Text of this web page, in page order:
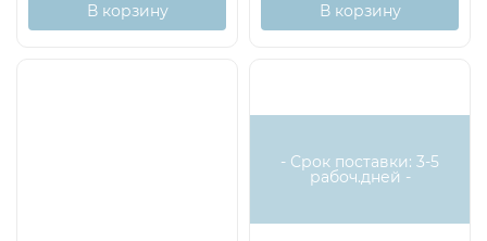
В корзину В корзину
- Срок поставки: 3-5
рабоч.дней -